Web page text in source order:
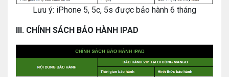
Lưu ý: iPhone 5, 5c, 5s được bảo hành 6 tháng
III. CHÍNH SÁCH BẢO HÀNH IPAD